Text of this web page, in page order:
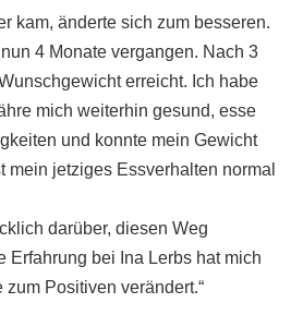
kam, änderte sich zum besseren.
4 Monate vergangen. Nach 3
erreicht. Ich habe
mich weiterhin gesund, esse
und konnte mein Gewicht
mein jetziges Essverhalten normal
darüber, diesen Weg
Erfahrung bei Ina Lerbs hat mich
Positiven verändert.“